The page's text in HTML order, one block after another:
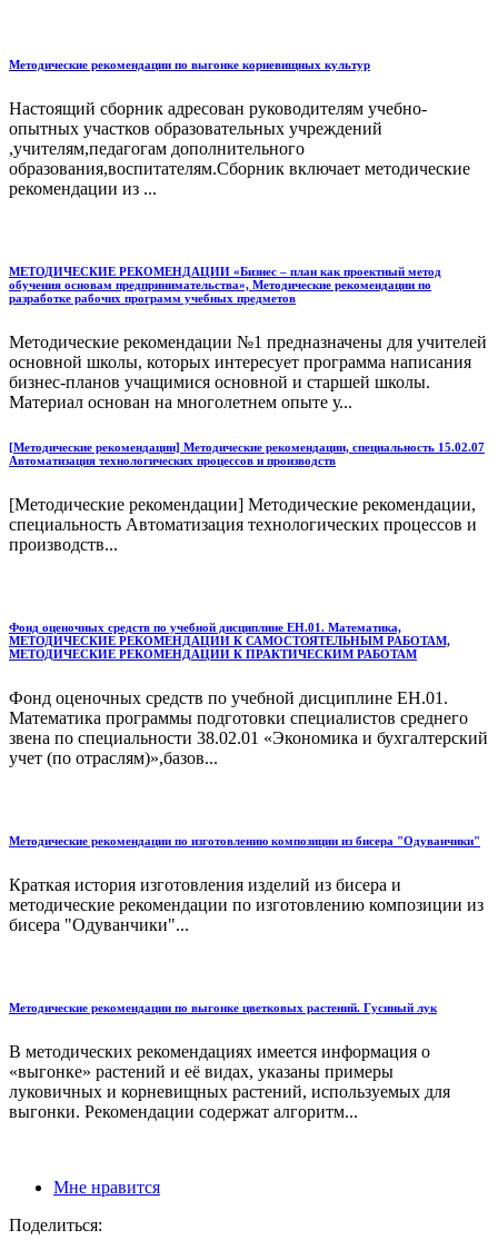
Методические рекомендации по выгонке корневищных культур
Настоящий сборник адресован руководителям учебно-
опытных участков образовательных учреждений
,учителям,педагогам дополнительного
образования,воспитателям.Сборник включает методические
рекомендации из ...
МЕТОДИЧЕСКИЕ РЕКОМЕНДАЦИИ «Бизнес – план как проектный метод
обучения основам предпринимательства», Методические рекомендации по
разработке рабочих программ учебных предметов
Методические рекомендации №1 предназначены для учителей
основной школы, которых интересует программа написания
бизнес-планов учащимися основной и старшей школы.
Материал основан на многолетнем опыте у...
[Методические рекомендации] Методические рекомендации, специальность 15.02.07
Автоматизация технологических процессов и производств
[Методические рекомендации] Методические рекомендации,
специальность Автоматизация технологических процессов и
производств...
Фонд оценочных средств по учебной дисциплине ЕН.01. Математика,
МЕТОДИЧЕСКИЕ РЕКОМЕНДАЦИИ К САМОСТОЯТЕЛЬНЫМ РАБОТАМ,
МЕТОДИЧЕСКИЕ РЕКОМЕНДАЦИИ К ПРАКТИЧЕСКИМ РАБОТАМ
Фонд оценочных средств по учебной дисциплине ЕН.01.
Математика программы подготовки специалистов среднего
звена по специальности 38.02.01 «Экономика и бухгалтерский
учет (по отраслям)»,базов...
Методические рекомендации по изготовлению композиции из бисера "Одуванчики"
Краткая история изготовления изделий из бисера и
методические рекомендации по изготовлению композиции из
бисера "Одуванчики"...
Методические рекомендации по выгонке цветковых растений. Гусиный лук
В методических рекомендациях имеется информация о
«выгонке» растений и её видах, указаны примеры
луковичных и корневищных растений, используемых для
выгонки. Рекомендации содержат алгоритм...
Мне нравится
Поделиться: